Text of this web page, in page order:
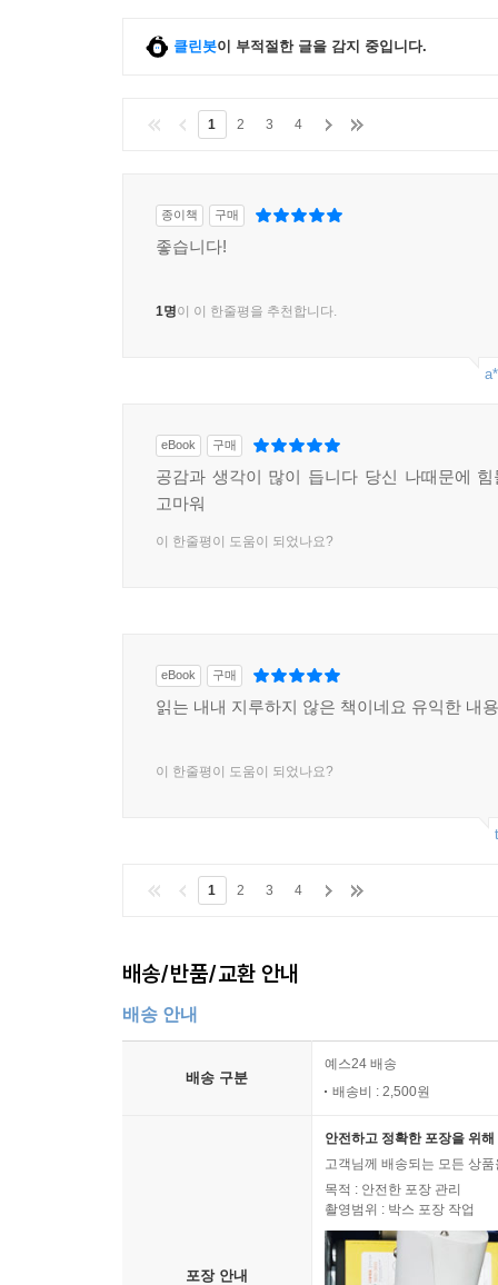
클린봇이 부적절한 글을 감지 중입니다.
1 2 3 4
종이책 구매
좋습니다!
1명이 이 한줄평을 추천합니다.
eBook 구매
공감과 생각이 많이 듭니다 당신 나때문에
고마워
이 한줄평이 도움이 되었나요?
eBook 구매
읽는 내내 지루하지 않은 책이네요 유익한 내
이 한줄평이 도움이 되었나요?
1 2 3 4
배송/반품/교환 안내
배송 안내
배송 구분
예스24 배송
배송비 : 2,500원
포장 안내
안전하고 정확한 포장을 위
고객님께 배송되는 모든 상
목적 : 안전한 포장 관리
촬영범위 : 박스 포장 작업